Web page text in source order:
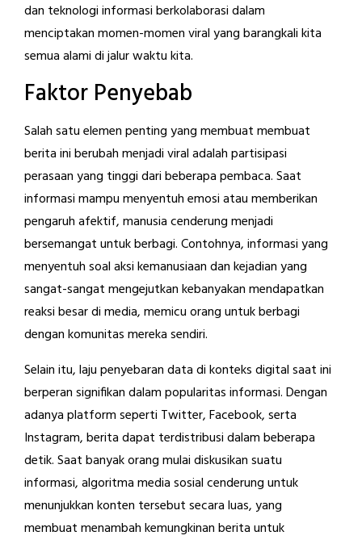
dan teknologi informasi berkolaborasi dalam
menciptakan momen-momen viral yang barangkali kita
semua alami di jalur waktu kita.
Faktor Penyebab
Salah satu elemen penting yang membuat membuat
berita ini berubah menjadi viral adalah partisipasi
perasaan yang tinggi dari beberapa pembaca. Saat
informasi mampu menyentuh emosi atau memberikan
pengaruh afektif, manusia cenderung menjadi
bersemangat untuk berbagi. Contohnya, informasi yang
menyentuh soal aksi kemanusiaan dan kejadian yang
sangat-sangat mengejutkan kebanyakan mendapatkan
reaksi besar di media, memicu orang untuk berbagi
dengan komunitas mereka sendiri.
Selain itu, laju penyebaran data di konteks digital saat ini
berperan signifikan dalam popularitas informasi. Dengan
adanya platform seperti Twitter, Facebook, serta
Instagram, berita dapat terdistribusi dalam beberapa
detik. Saat banyak orang mulai diskusikan suatu
informasi, algoritma media sosial cenderung untuk
menunjukkan konten tersebut secara luas, yang
membuat menambah kemungkinan berita untuk